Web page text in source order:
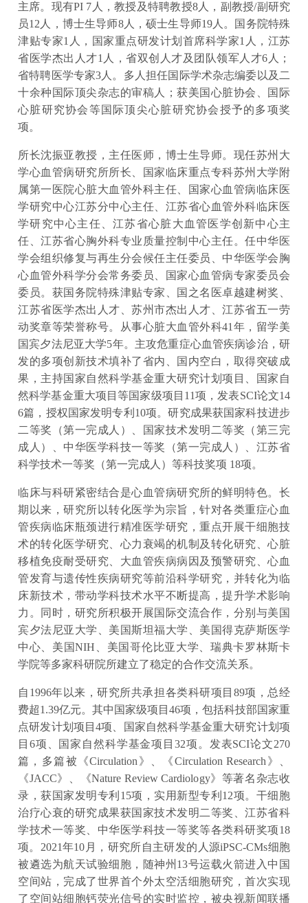
主席。现有PI 7人，教授及特聘教授8人，副教授/副研究
员12人，博士生导师8人，硕士生导师19人。国务院特殊
津贴专家1人，国家重点研发计划首席科学家1人，江苏
省医学杰出人才1人，省双创人才及团队领军人才6人；
省特聘医学专家3人。多人担任国际学术杂志编委以及二
十余种国际顶尖杂志的审稿人；获美国心脏协会、国际
心脏研究协会等国际顶尖心脏研究协会授予的多项奖
项。
所长沈振亚教授，主任医师，博士生导师。现任苏州大
学心血管病研究所所长、国家临床重点专科苏州大学附
属第一医院心脏大血管外科主任、国家心血管病临床医
学研究中心江苏分中心主任、江苏省心血管外科临床医
学研究中心主任、江苏省心脏大血管医学创新中心主
任、江苏省心胸外科专业质量控制中心主任。任中华医
学会组织修复与再生分会候任主任委员、中华医学会胸
心血管外科学分会常务委员、国家心血管病专家委员会
委员。获国务院特殊津贴专家、国之名医卓越建树奖、
江苏省医学杰出人才、苏州市杰出人才、江苏省五一劳
动奖章等荣誉称号。从事心脏大血管外科41年，留学美
国宾夕法尼亚大学5年。主攻危重症心血管疾病诊治，研
发的多项创新技术填补了省内、国内空白，取得突破成
果，主持国家自然科学基金重大研究计划项目、国家自
然科学基金重大项目等国家级项目11项，发表SCI论文14
6篇，授权国家发明专利10项。研究成果获国家科技进步
二等奖（第一完成人）、国家技术发明二等奖（第三完
成人）、中华医学科技一等奖（第一完成人）、江苏省
科学技术一等奖（第一完成人）等科技奖项 18项。
临床与科研紧密结合是心血管病研究所的鲜明特色。长
期以来，研究所以转化医学为宗旨，针对各类重症心血
管疾病临床瓶颈进行精准医学研究，重点开展干细胞技
术的转化医学研究、心力衰竭的机制及转化研究、心脏
移植免疫耐受研究、大血管疾病病因及预警研究、心血
管发育与遗传性疾病研究等前沿科学研究，并转化为临
床新技术，带动学科技术水平不断提高，提升学术影响
力。同时，研究所积极开展国际交流合作，分别与美国
宾夕法尼亚大学、美国斯坦福大学、美国得克萨斯医学
中心、美国NIH、美国哥伦比亚大学、瑞典卡罗林斯卡
学院等多家科研院所建立了稳定的合作交流关系。
自1996年以来，研究所共承担各类科研项目89项，总经
费超1.39亿元。其中国家级项目46项，包括科技部国家重
点研发计划项目4项、国家自然科学基金重大研究计划项
目6项、国家自然科学基金项目32项。发表SCI论文270
篇，多篇被《Circulation》、《Circulation Research》、
《JACC》、《Nature Review Cardiology》等著名杂志收
录，获国家发明专利15项，实用新型专利12项。干细胞
治疗心衰的研究成果获国家技术发明二等奖、江苏省科
学技术一等奖、中华医学科技一等奖等各类科研奖项18
项。2021年10月，研究所自主研发的人源iPSC-CMs细胞
被遴选为航天试验细胞，随神州13号运载火箭进入中国
空间站，完成了世界首个外太空活细胞研究，首次实现
了空间站细胞钙荧光信号的实时监控，被央视新闻联播